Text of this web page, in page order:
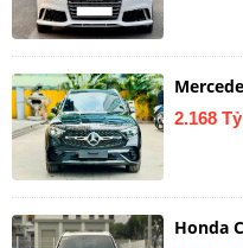
2.168 Tỷ
Honda